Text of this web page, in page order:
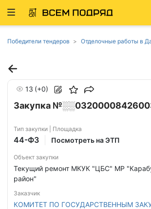
Развернуть
Победители тендеров Отделочные работы в
Закупка
13 (+0)
Тип закупки | Площадка
44-ФЗ Посмотреть на ЭТП
Объект закупки
Текущий ремонт МКУК "ЦБС" МР
район"
Заказчик
КОМИТЕТ ПО ГОСУДАРСТВЕННЫМ